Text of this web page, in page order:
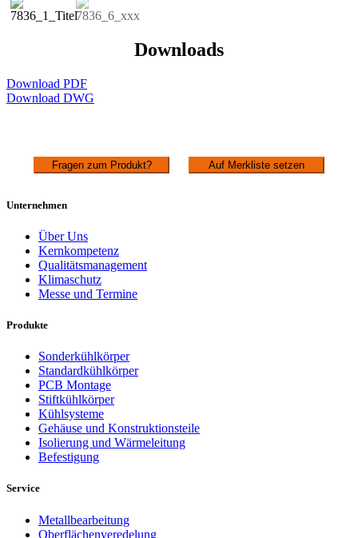
Downloads
Download PDF
Download DWG
Fragen zum Produkt? Auf Merkliste setzen
Unternehmen
Über Uns
Kernkompetenz
Qualitätsmanagement
Klimaschutz
Messe und Termine
Produkte
Sonderkühlkörper
Standardkühlkörper
PCB Montage
Stiftkühlkörper
Kühlsysteme
Gehäuse und Konstruktionsteile
Isolierung und Wärmeleitung
Befestigung
Service
Metallbearbeitung
Oberflächenveredelung